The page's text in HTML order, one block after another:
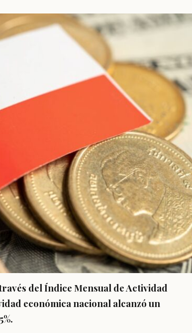
del Índice Mensual de Actividad
económica nacional alcanzó un